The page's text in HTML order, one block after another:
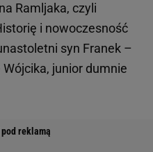
Ramljaka, czyli
i nowoczesność
syn Franek –
junior dumnie